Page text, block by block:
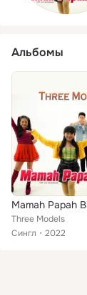
Альбомы
Mamah Papah
Three Models
Сингл
2022